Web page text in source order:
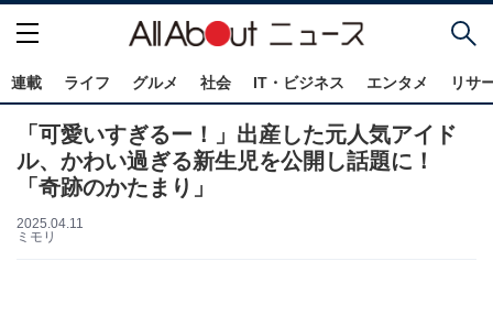
連載 ライフ グルメ 社会 IT・ビジネス エンタメ リサ
「可愛いすぎるー！」出産した元人気アイド
ル、かわい過ぎる新生児を公開し話題に！
「奇跡のかたまり」
2025.04.11
ミモリ